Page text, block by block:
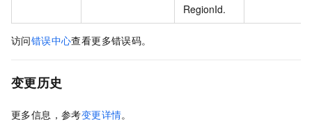
RegionId.
访问错误中心查看更多错误码。
变更历史
更多信息，参考变更详情。